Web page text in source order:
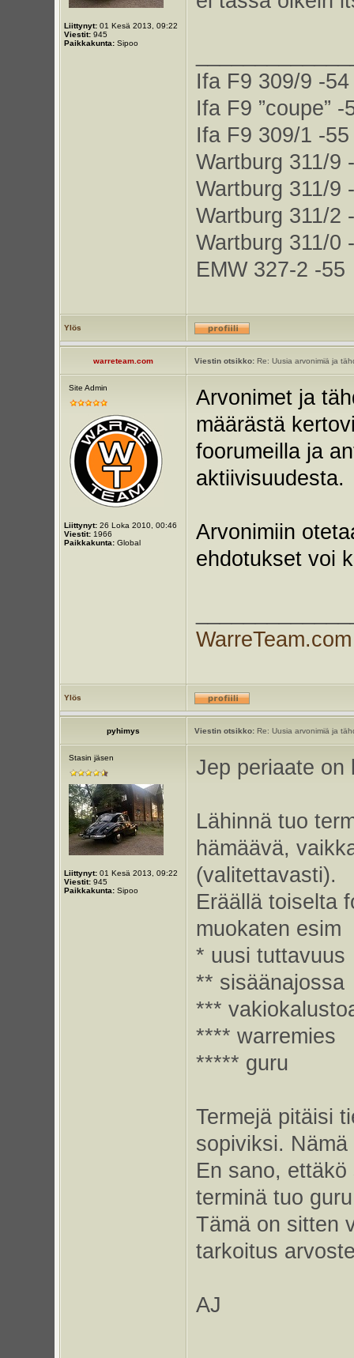
Liittynyt:01 Kesä 2013, 09:22
Viestit:945
Paikkakunta:Sipoo
Ifa F9 309/9 -54
Ifa F9 ”coupe” -
Ifa F9 309/1 -55
Wartburg 311/9
Wartburg 311/9
Wartburg 311/2
Wartburg 311/0
EMW 327-2 -55
Ylös
warreteam.com Viestin otsikko:Re: Uusia arvonimiä ja
Site Admin
Liittynyt:26 Loka 2010, 00:46
Viestit:1966
Paikkakunta:Global
Arvonimet ja
määrästä
foorumeilla ja
aktiivisuudesta.
Arvonimiin
ehdotukset voi
WarreTeam.com
Ylös
pyhimys Viestin otsikko:Re: Uusia arvonimiä ja
Stasin jäsen
Liittynyt:01 Kesä 2013, 09:22
Viestit:945
Paikkakunta:Sipoo
Jep periaate on
Lähinnä tuo
hämäävä,
(valitettavasti).
Eräällä toiselta
muokaten esim
* uusi tuttavuus
** sisäänajossa
***
**** warremies
***** guru
Termejä pitäisi
sopiviksi.
En sano,
terminä tuo
Tämä on sitten
tarkoitus
AJ